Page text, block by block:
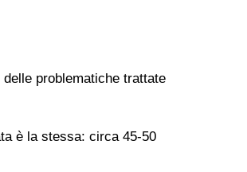
problematiche trattate
è la stessa: circa 45-50